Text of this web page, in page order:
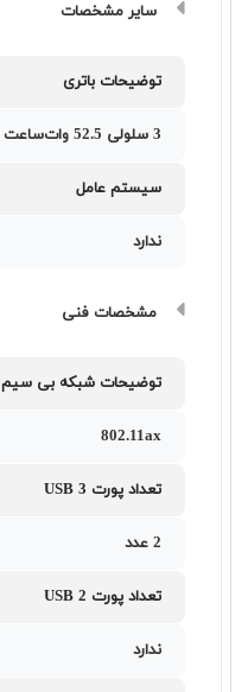
سایر مشخصات
توضیحات باتری
3 سلولی 52.5 وات‌ساعت
سیستم عامل
ندارد
مشخصات فنی
توضیحات شبکه بی سیم
802.11ax
تعداد پورت USB 3
2 عدد
تعداد پورت USB 2
ندارد